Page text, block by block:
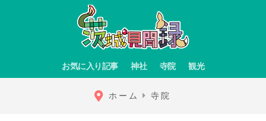
お気に入り記事 神社 寺院 観光
ホーム 寺院